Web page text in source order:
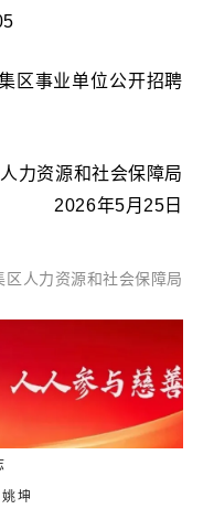
区事业单位公开招聘
力资源和社会保障局
2026年5月25日
区人力资源和社会保障局
姚坤